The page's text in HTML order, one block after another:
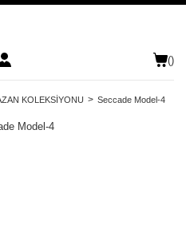
()
KOLEKSİYONU Seccade Model-4